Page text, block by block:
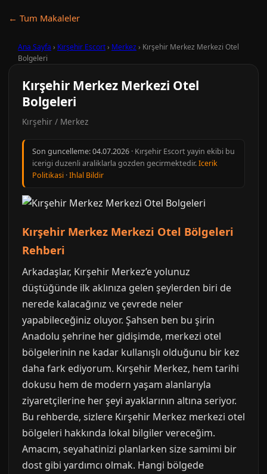
← Tum Makaleler
Ana Sayfa › Kırşehir Escort› Merkez› Kırşehir Merkez Merkezi Otel
Bolgeleri
Kırşehir Merkez Merkezi Otel
Bolgeleri
Kırşehir / Merkez
Son guncelleme:04.07.2026 · Kırşehir Escort yayin ekibi bu
icerigi duzenli araliklarla gozden gecirmektedir.Icerik
Politikasi ·Ihlal Bildir
Kırşehir Merkez Merkezi Otel Bölgeleri
Rehberi
Arkadaşlar, Kırşehir Merkez’e yolunuz
düştüğünde ilk aklınıza gelen şeylerden biri de
nerede kalacağınız ve çevrede neler
yapabileceğiniz oluyor. Şahsen ben bu şirin
Anadolu şehrine her gidişimde, merkezi otel
bölgelerinin ne kadar kullanışlı olduğunu bir kez
daha fark ediyorum. Kırşehir Merkez, hem tarihi
dokusu hem de modern yaşam alanlarıyla
ziyaretçilerine her şeyi ayaklarının altına seriyor.
Bu rehberde, sizlere Kırşehir Merkez merkezi otel
bölgeleri hakkında lokal bilgiler vereceğim.
Amacım, seyahatinizi planlarken size samimi bir
dost gibi yardımcı olmak. Hangi bölgede